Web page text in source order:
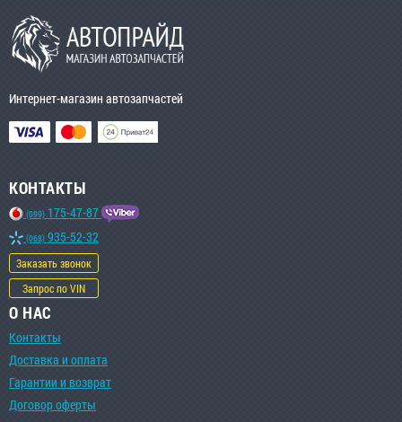
Интернет-магазин автозапчастей
КОНТАКТЫ
(099) 175-47-87
(068) 935-52-32
Заказать звонок
Запрос по VIN
О НАС
Контакты
Доставка и оплата
Гарантии и возврат
Договор оферты